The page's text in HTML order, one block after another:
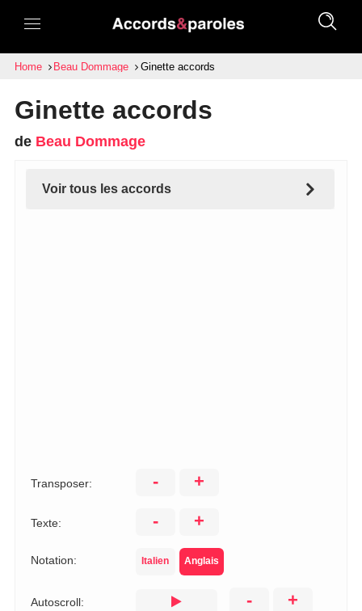
Home Beau Dommage Ginette accords
Ginette accords
de Beau Dommage
Voir tous les accords
Transposer: - +
Texte: - +
Notation: Italien Anglais
Autoscroll: - +